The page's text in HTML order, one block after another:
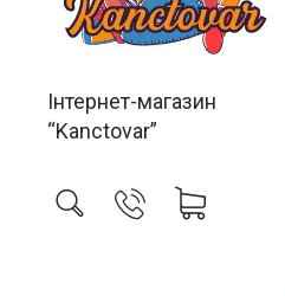
Інтернет-магазин
“Kanctovar”